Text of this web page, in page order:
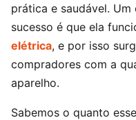
prática e saudável.
sucesso é que ela
elétrica, e por isso
compradores com a
aparelho.
Sabemos o quanto